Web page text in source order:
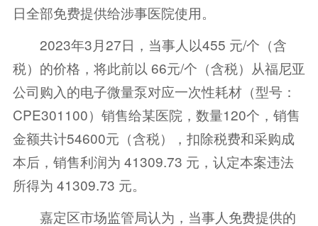
日全部免费提供给涉事医院使用。
2023年3月27日，当事人以455 元/个（含
税）的价格，将此前以 66元/个（含税）从福尼亚
公司购入的电子微量泵对应一次性耗材（型号：
CPE301100）销售给某医院，数量120个，销售
金额共计54600元（含税），扣除税费和采购成
本后，销售利润为 41309.73 元，认定本案违法
所得为 41309.73 元。
嘉定区市场监管局认为，当事人免费提供的